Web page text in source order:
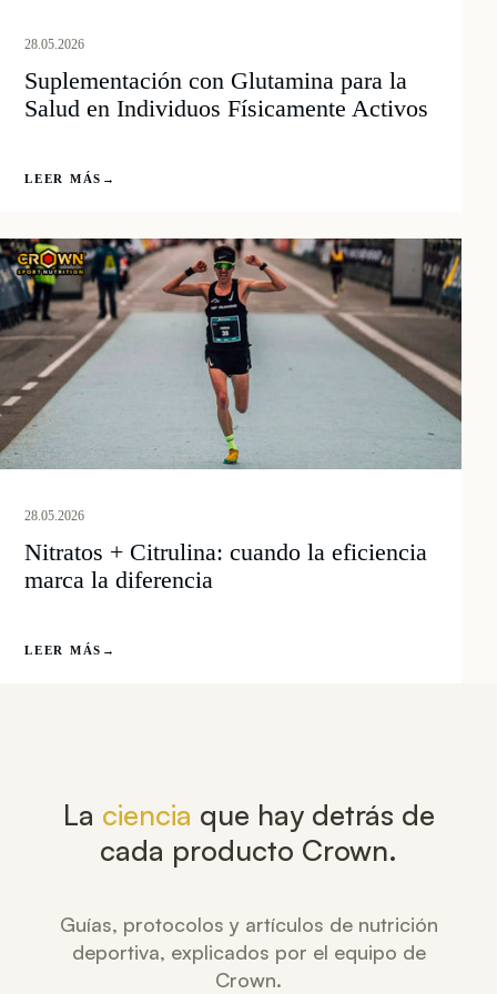
28.05.2026
Suplementación con Glutamina para la
Salud en Individuos Físicamente Activos
LEER MÁS →
28.05.2026
Nitratos + Citrulina: cuando la eficiencia
marca la diferencia
LEER MÁS →
La ciencia que hay detrás de
cada producto Crown.
Guías, protocolos y artículos de nutrición
deportiva, explicados por el equipo de
Crown.